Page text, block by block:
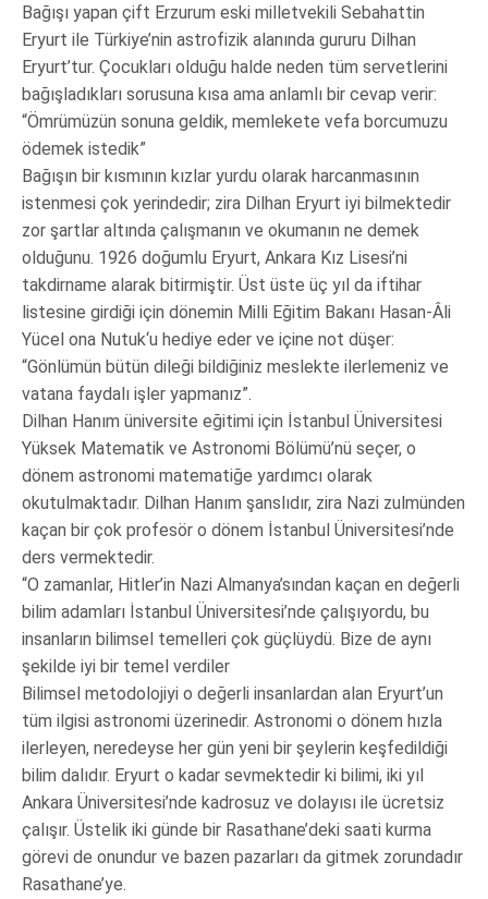
Bağışı yapan çift Erzurum eski milletvekili Sebahattin
Eryurt ile Türkiye’nin astrofizik alanında gururu Dilhan
Eryurt’tur. Çocukları olduğu halde neden tüm servetlerini
bağışladıkları sorusuna kısa ama anlamlı bir cevap verir:
“Ömrümüzün sonuna geldik, memlekete vefa borcumuzu
ödemek istedik”
Bağışın bir kısmının kızlar yurdu olarak harcanmasının
istenmesi çok yerindedir; zira Dilhan Eryurt iyi bilmektedir
zor şartlar altında çalışmanın ve okumanın ne demek
olduğunu. 1926 doğumlu Eryurt, Ankara Kız Lisesi’ni
takdirname alarak bitirmiştir. Üst üste üç yıl da iftihar
listesine girdiği için dönemin Milli Eğitim Bakanı Hasan-Âli
Yücel ona Nutuk‘u hediye eder ve içine not düşer:
“Gönlümün bütün dileği bildiğiniz meslekte ilerlemeniz ve
vatana faydalı işler yapmanız”.
Dilhan Hanım üniversite eğitimi için İstanbul Üniversitesi
Yüksek Matematik ve Astronomi Bölümü’nü seçer, o
dönem astronomi matematiğe yardımcı olarak
okutulmaktadır. Dilhan Hanım şanslıdır, zira Nazi zulmünden
kaçan bir çok profesör o dönem İstanbul Üniversitesi’nde
ders vermektedir.
“O zamanlar, Hitler’in Nazi Almanya’sından kaçan en değerli
bilim adamları İstanbul Üniversitesi’nde çalışıyordu, bu
insanların bilimsel temelleri çok güçlüydü. Bize de aynı
şekilde iyi bir temel verdiler
Bilimsel metodolojiyi o değerli insanlardan alan Eryurt’un
tüm ilgisi astronomi üzerinedir. Astronomi o dönem hızla
ilerleyen, neredeyse her gün yeni bir şeylerin keşfedildiği
bilim dalıdır. Eryurt o kadar sevmektedir ki bilimi, iki yıl
Ankara Üniversitesi’nde kadrosuz ve dolayısı ile ücretsiz
çalışır. Üstelik iki günde bir Rasathane’deki saati kurma
görevi de onundur ve bazen pazarları da gitmek zorundadır
Rasathane’ye.